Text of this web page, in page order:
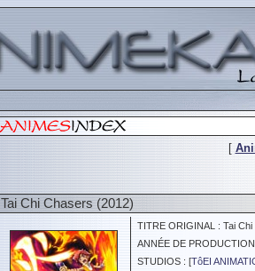
[
Tai Chi Chasers (2012)
TITRE ORIGINAL : Tai Chi
ANNÉE DE
STUDIOS : [TôEI